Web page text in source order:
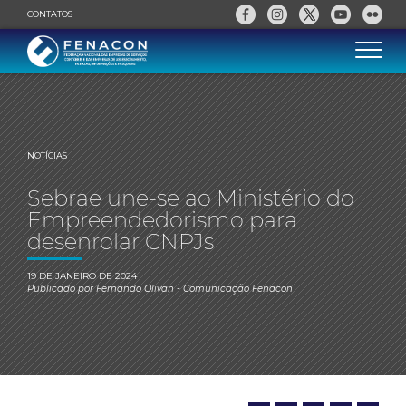
CONTATOS
NOTÍCIAS
Sebrae une-se ao Ministério do
Empreendedorismo para
desenrolar CNPJs
19 DE JANEIRO DE 2024
Publicado porFernando Olivan- Comunicação Fenacon